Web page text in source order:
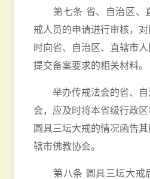
第七条 省、自治区、
戒人员的申请进行审核，
时向省、自治区、直辖市人
提交备案要求的相关材料。
举办传戒法会的省、自
会，应及时将本省级行政
圆具三坛大戒的情况函告
辖市佛教协会。
第八条 圆具三坛大戒